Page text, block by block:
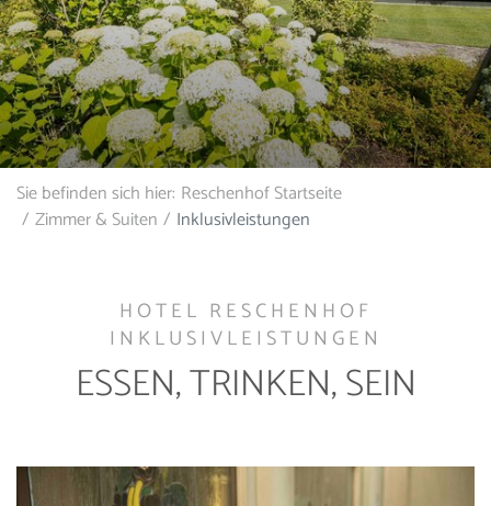
Sie befinden sich hier: Reschenhof Startseite
Zimmer & Suiten
Inklusivleistungen
HOTEL RESCHENHOF
INKLUSIVLEISTUNGEN
ESSEN, TRINKEN, SEIN